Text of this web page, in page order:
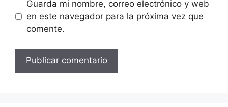
Guarda mi nombre, correo electrónico y web
en este navegador para la próxima vez que
comente.